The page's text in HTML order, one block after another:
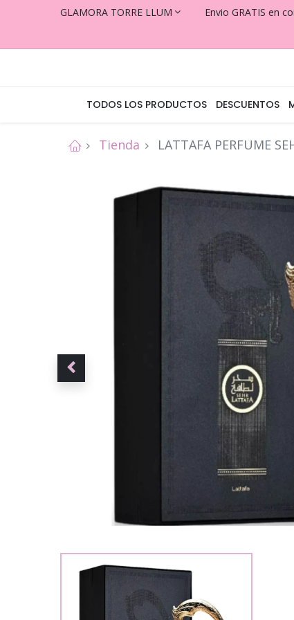
GLAMORA TORRE LLUM Envio GRATIS en
TODOS LOS PRODUCTOS DESCUENTOS
Tienda LATTAFA PERFUME